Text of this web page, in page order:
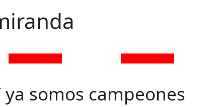
ya somos campeones